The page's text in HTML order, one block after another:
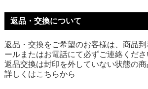
返品・交換について
返品・交換をご希望のお客様は、商品
ールまたはお電話にて必ずご連絡くださ
返品交換は封印を外していない状態の商
詳しくはこちらから